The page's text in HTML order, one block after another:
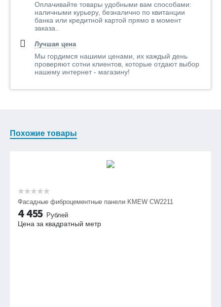
Оплачивайте товары удобными вам способами:
наличными курьеру, безналично по квитанции
банка или кредитной картой прямо в момент
заказа..
Лучшая цена
Мы гордимся нашими ценами, их каждый день
проверяют сотни клиентов, которые отдают выбор
нашему интернет - магазину!
Похожие товары
Фасадные фиброцементные панели KMEW CW2211
4 455 Рублей
Цена за квадратный метр